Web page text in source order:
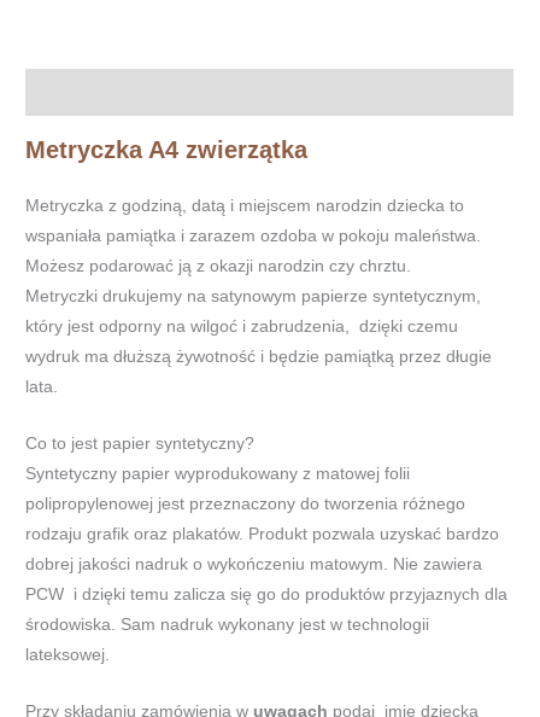
Metryczka A4 zwierzątka
Metryczka z godziną, datą i miejscem narodzin dziecka to
wspaniała pamiątka i zarazem ozdoba w pokoju maleństwa.
Możesz podarować ją z okazji narodzin czy chrztu.
Metryczki drukujemy na satynowym papierze syntetycznym,
który jest odporny na wilgoć i zabrudzenia, dzięki czemu
wydruk ma dłuższą żywotność i będzie pamiątką przez długie
lata.
Co to jest papier syntetyczny?
Syntetyczny papier wyprodukowany z matowej folii
polipropylenowej jest przeznaczony do tworzenia różnego
rodzaju grafik oraz plakatów. Produkt pozwala uzyskać bardzo
dobrej jakości nadruk o wykończeniu matowym. Nie zawiera
PCW i dzięki temu zalicza się go do produktów przyjaznych dla
środowiska. Sam nadruk wykonany jest w technologii
lateksowej.
Przy składaniu zamówienia w uwagach podaj imię dziecka